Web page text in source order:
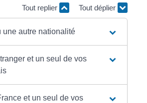
Tout replier
Tout déplier
une autre nationalité
et un seul de vos
et un seul de vos